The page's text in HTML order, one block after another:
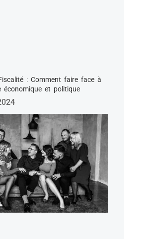
: Comment faire face à
économique et politique